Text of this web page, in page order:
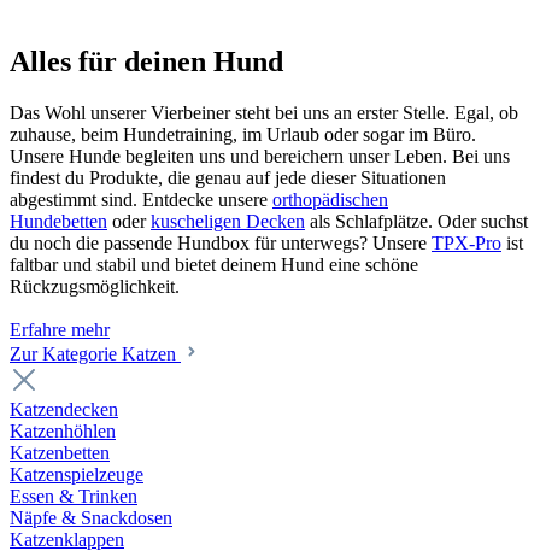
Alles für deinen Hund
Das Wohl unserer Vierbeiner steht bei uns an erster Stelle. Egal, ob
zuhause, beim Hundetraining, im Urlaub oder sogar im Büro.
Unsere Hunde begleiten uns und bereichern unser Leben. Bei uns
findest du Produkte, die genau auf jede dieser Situationen
abgestimmt sind. Entdecke unsere orthopädischen
Hundebetten oderkuscheligen Decken als Schlafplätze. Oder suchst
du noch die passende Hundbox für unterwegs? Unsere TPX-Pro ist
faltbar und stabil und bietet deinem Hund eine schöne
Rückzugsmöglichkeit.
Erfahre mehr
Zur Kategorie Katzen
Katzendecken
Katzenhöhlen
Katzenbetten
Katzenspielzeuge
Essen & Trinken
Näpfe & Snackdosen
Katzenklappen